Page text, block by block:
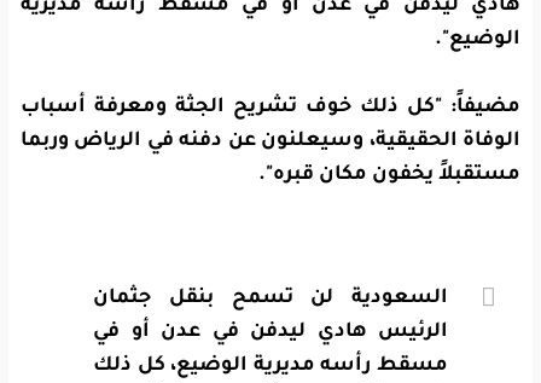
هادي ليدفن في عدن أو في مسقط رأسه مديرية
الوضيع".
مضيفاً: "كل ذلك خوف تشريح الجثة ومعرفة أسباب
الوفاة الحقيقية، وسيعلنون عن دفنه في الرياض وربما
مستقبلاً يخفون مكان قبره".
السعودية لن تسمح بنقل جثمان
الرئيس هادي ليدفن في عدن أو في
مسقط رأسه مديرية الوضيع، كل ذلك